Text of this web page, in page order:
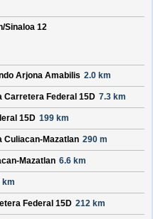
Sinaloa 12
Arjona Amabilis 2.0 km
Carretera Federal 15D 7.3 km
15D 199 km
Culiacan-Mazatlan 290 m
Mazatlan 6.6 km
km
Federal 15D 212 km